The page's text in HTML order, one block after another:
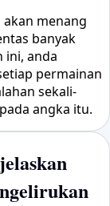
menang
banyak
ini, anda
permainan
sekali-
angka itu.